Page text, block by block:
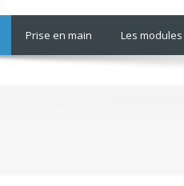
Prise en main Les